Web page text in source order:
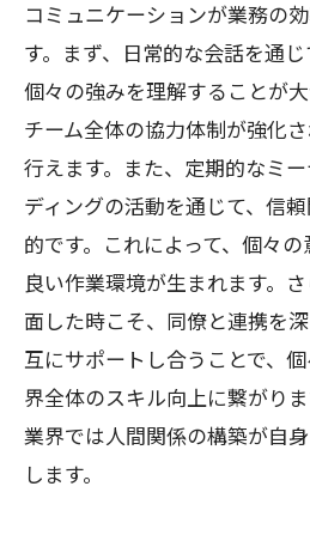
コミュニケーションが業務の
す。まず、日常的な会話を通
個々の強みを理解することが大
チーム全体の協力体制が強化
行えます。また、定期的なミ
ディングの活動を通じて、信
的です。これによって、個々
良い作業環境が生まれます。
面した時こそ、同僚と連携を
互にサポートし合うことで、
界全体のスキル向上に繋がり
業界では人間関係の構築が自
します。